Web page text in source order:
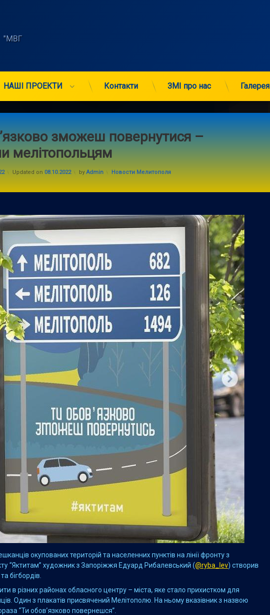
"МВГ
НАШІ ПРОЕКТИ Контакти ЗМІ про нас Галерея
зможеш повернутися –
мелітопольцям
Updated on 08.10.2022 by Admin Categories:
Новости Мелитополя
окупованих територій та населенних пунктів на лінії фронту з
“Яктитам” художник з Запоріжжя Едуард Рибалевський (@ryba_lev) створив
бігбордів.
в різних районах обласного центру – міста, яке стало прихистком для
Один з плакатів присвячений Мелітополю. На ньому вказівник з назвою
“Ти обов’язково повернешся”.